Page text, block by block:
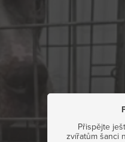
Přispějte
zvířatům šanci